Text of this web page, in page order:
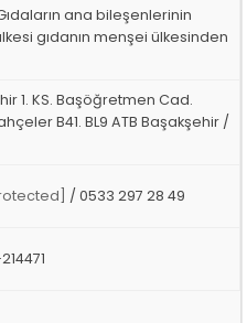
ana bileşenlerinin
gıdanın menşei ülkesinden
1. KS. Başöğretmen Cad.
B41. BL9 ATB Başakşehir /
/ 0533 297 28 49